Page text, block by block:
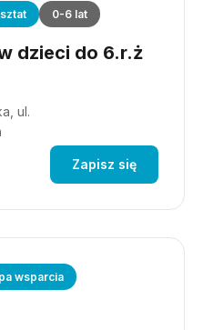
0-6 lat
dzieci do 6.r.ż
ul.
Zapisz się
wsparcia